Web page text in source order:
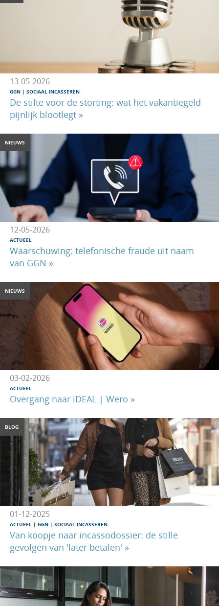
13-05-2026
GGN SOCIAAL INCASSEREN
De stilte voor de storting: wat het vakantiegeld
pijnlijk blootlegt »
NIEUWS
12-05-2026
ACTUEEL
Waarschuwing: telefonische fraude uit naam
van GGN »
NIEUWS
03-02-2026
ACTUEEL
Overgang naar iDEAL | Wero »
BLOG
01-12-2025
ACTUEEL GGN SOCIAAL INCASSEREN
Van koopje naar incassodossier: de stille
gevolgen van 'later betalen' »